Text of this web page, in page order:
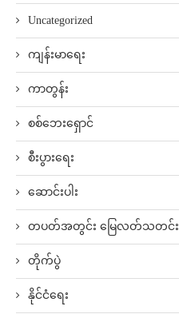
Uncategorized
ကျန်းမာရေး
ကာတွန်း
စစ်ဘေးရှောင်
စီးပွားရေး
ဆောင်းပါး
တပတ်အတွင်း မြေလတ်သတင်း
တိုက်ပွဲ
နိုင်ငံရေး